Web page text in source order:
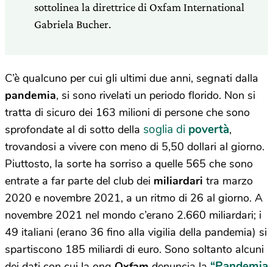
sottolinea la direttrice di Oxfam International
Gabriela Bucher.
C’è qualcuno per cui gli ultimi due anni, segnati dalla
pandemia, si sono rivelati un periodo florido. Non si
tratta di sicuro dei 163 milioni di persone che sono
sprofondate al di sotto della soglia di povertà,
trovandosi a vivere con meno di 5,50 dollari al giorno.
Piuttosto, la sorte ha sorriso a quelle 565 che sono
entrate a far parte del club dei miliardari tra marzo
2020 e novembre 2021, a un ritmo di 26 al giorno. A
novembre 2021 nel mondo c’erano 2.660 miliardari; i
49 italiani (erano 36 fino alla vigilia della pandemia) si
spartiscono 185 miliardi di euro. Sono soltanto alcuni